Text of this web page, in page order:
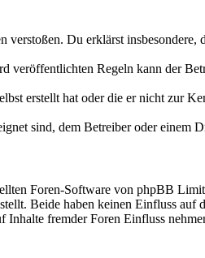
Du erklärst insbesondere,
veröffentlichten Regeln kann der
erstellt hat oder die er nicht zur
sind, dem Betreiber oder einem
Foren-Software von phpBB
Beide haben keinen Einfluss auf
Inhalte fremder Foren Einfluss